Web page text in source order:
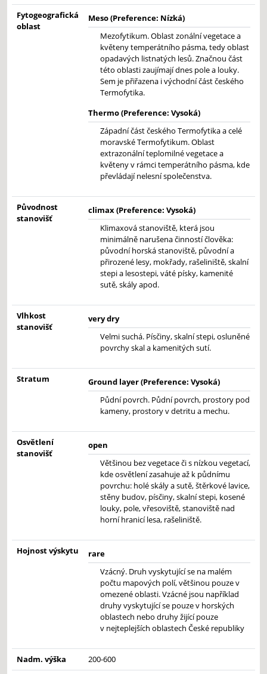
Fytogeografická
oblast
Meso (Preference: Nízká)
Mezofytikum. Oblast zonální vegetace a
květeny temperátního pásma, tedy oblast
opadavých listnatých lesů. Značnou část
této oblasti zaujímají dnes pole a louky.
Sem je přiřazena i východní část českého
Termofytika.
Thermo (Preference: Vysoká)
Západní část českého Termofytika a celé
moravské Termofytikum. Oblast
extrazonální teplomilné vegetace a
květeny v rámci temperátního pásma, kde
převládají nelesní společenstva.
Původnost
stanovišť
climax (Preference: Vysoká)
Klimaxová stanoviště, která jsou
minimálně narušena činností člověka:
původní horská stanoviště, původní a
přirozené lesy, mokřady, rašeliniště, skalní
stepi a lesostepi, váté písky, kamenité
sutě, skály apod.
Vlhkost
stanovišť
very dry
Velmi suchá. Písčiny, skalní stepi, osluněné
povrchy skal a kamenitých sutí.
Stratum
Ground layer (Preference: Vysoká)
Půdní povrch. Půdní povrch, prostory pod
kameny, prostory v detritu a mechu.
Osvětlení
stanovišť
open
Většinou bez vegetace či s nízkou vegetací,
kde osvětlení zasahuje až k půdnímu
povrchu: holé skály a sutě, štěrkové lavice,
stěny budov, písčiny, skalní stepi, kosené
louky, pole, vřesoviště, stanoviště nad
horní hranicí lesa, rašeliniště.
Hojnost výskytu
rare
Vzácný. Druh vyskytující se na malém
počtu mapových polí, většinou pouze v
omezené oblasti. Vzácné jsou například
druhy vyskytující se pouze v horských
oblastech nebo druhy žijící pouze
v nejteplejších oblastech České republiky
Nadm. výška 200-600